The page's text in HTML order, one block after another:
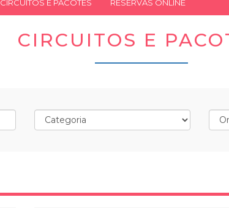
CIRCUITOS E PACOTES RESERVAS ONLINE
CIRCUITOS E